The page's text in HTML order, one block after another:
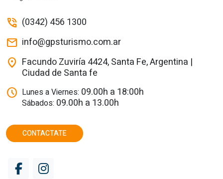
phone_in_talk (0342) 456 1300
mail info@gpsturismo.com.ar
location_on Facundo Zuviría 4424, Santa Fe, Argentina |
Ciudad de Santa fe
schedule Lunes a Viernes: 09.00h a 18:00h
Sábados: 09.00h a 13.00h
CONTACTATE